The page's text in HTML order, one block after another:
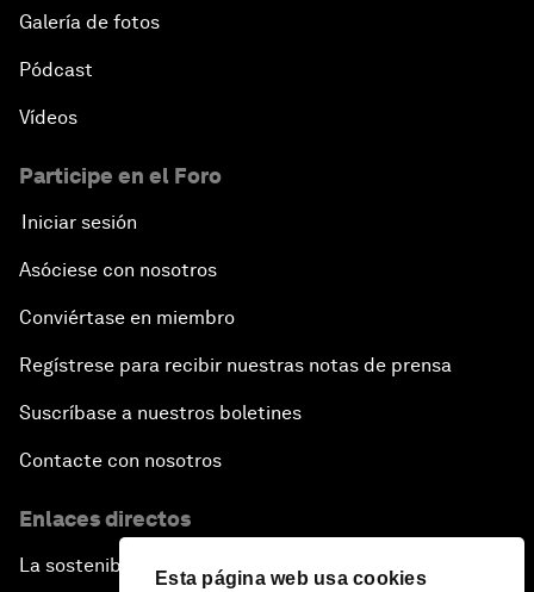
Esta página web usa cookies
Galería de fotos
Pódcast
Vídeos
Participe en el Foro
Iniciar sesión
Asóciese con nosotros
Conviértase en miembro
Regístrese para recibir nuestras notas de prensa
Suscríbase a nuestros boletines
Contacte con nosotros
Enlaces directos
La sostenibilidad en el Foro